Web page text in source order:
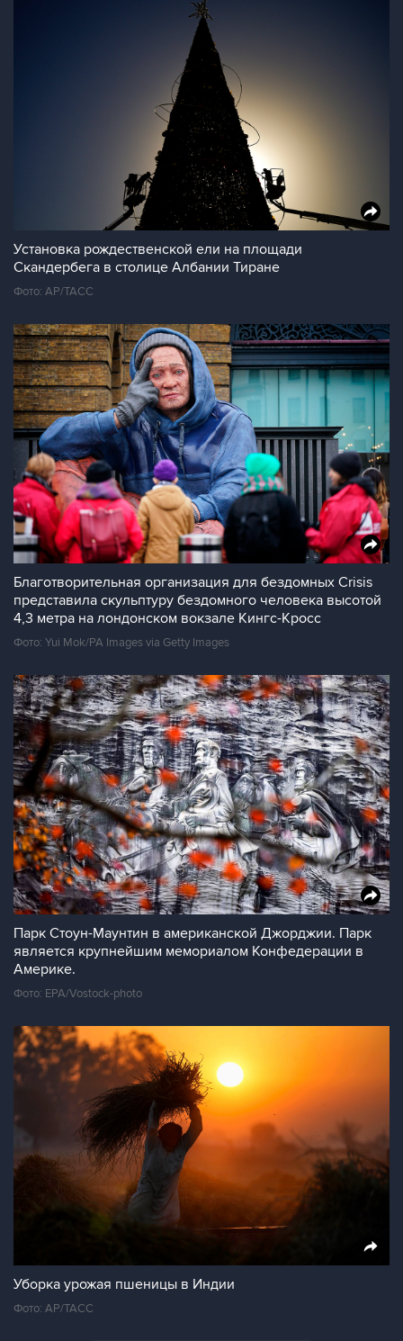
Установка рождественской ели на площади
Скандербега в столице Албании Тиране
Фото: AP/ТАСС
Благотворительная организация для бездомных Crisis
представила скульптуру бездомного человека высотой
4,3 метра на лондонском вокзале Кингс-Кросс
Фото: Yui Mok/PA Images via Getty Images
Парк Стоун-Маунтин в американской Джорджии. Парк
является крупнейшим мемориалом Конфедерации в
Америке.
Фото: EPA/Vostock-photo
Уборка урожая пшеницы в Индии
Фото: AP/ТАСС